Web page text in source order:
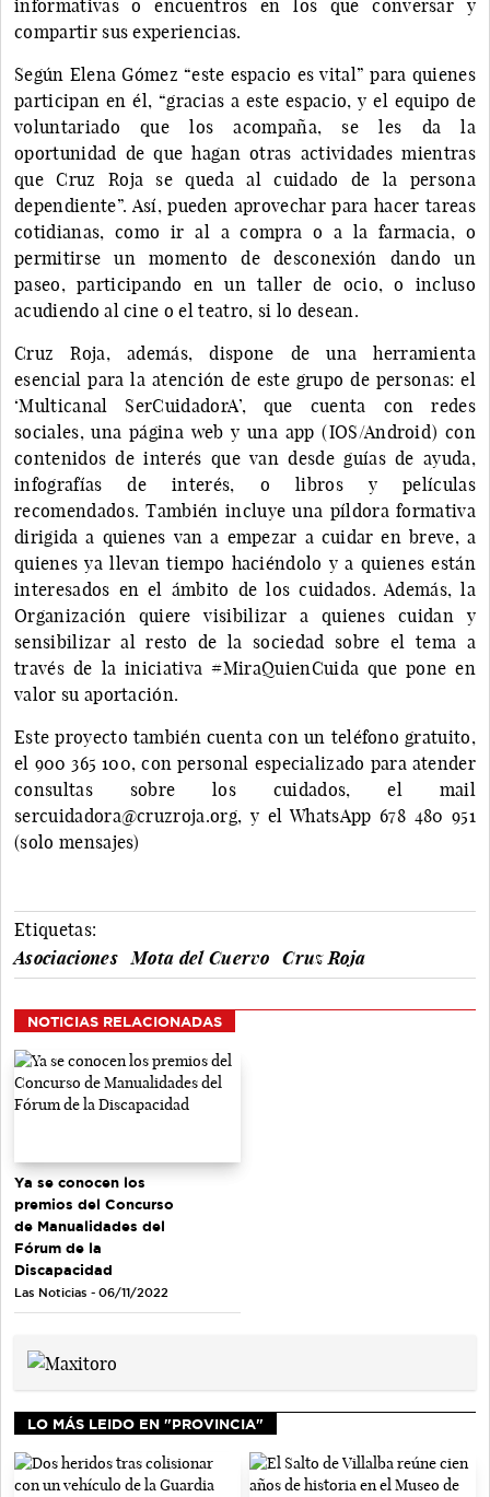
informativas o encuentros en los que conversar y
compartir sus experiencias.
Según Elena Gómez “este espacio es vital” para quienes
participan en él, “gracias a este espacio, y el equipo de
voluntariado que los acompaña, se les da la
oportunidad de que hagan otras actividades mientras
que Cruz Roja se queda al cuidado de la persona
dependiente”. Así, pueden aprovechar para hacer tareas
cotidianas, como ir al a compra o a la farmacia, o
permitirse un momento de desconexión dando un
paseo, participando en un taller de ocio, o incluso
acudiendo al cine o el teatro, si lo desean.
Cruz Roja, además, dispone de una herramienta
esencial para la atención de este grupo de personas: el
‘Multicanal SerCuidadorA’, que cuenta con redes
sociales, una página web y una app (IOS/Android) con
contenidos de interés que van desde guías de ayuda,
infografías de interés, o libros y películas
recomendados. También incluye una píldora formativa
dirigida a quienes van a empezar a cuidar en breve, a
quienes ya llevan tiempo haciéndolo y a quienes están
interesados en el ámbito de los cuidados. Además, la
Organización quiere visibilizar a quienes cuidan y
sensibilizar al resto de la sociedad sobre el tema a
través de la iniciativa #MiraQuienCuida que pone en
valor su aportación.
Este proyecto también cuenta con un teléfono gratuito,
el 900 365 100, con personal especializado para atender
consultas sobre los cuidados, el mail
sercuidadora@cruzroja.org, y el WhatsApp 678 480 951
(solo mensajes)
Etiquetas:
Asociaciones
Mota del Cuervo Cruz Roja
NOTICIAS RELACIONADAS
Ya se conocen los
premios del Concurso
de Manualidades del
Fórum de la
Discapacidad
Las Noticias - 06/11/2022
LO MÁS LEIDO EN "PROVINCIA"